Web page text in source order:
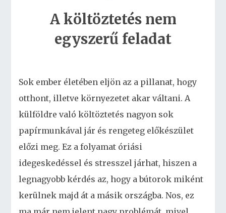
A költöztetés nem
egyszerű feladat
Sok ember életében eljön az a pillanat, hogy
otthont, illetve környezetet akar váltani. A
külföldre való költöztetés nagyon sok
papírmunkával jár és rengeteg előkészület
előzi meg. Ez a folyamat óriási
idegeskedéssel és stresszel járhat, hiszen a
legnagyobb kérdés az, hogy a bútorok miként
kerülnek majd át a másik országba. Nos, ez